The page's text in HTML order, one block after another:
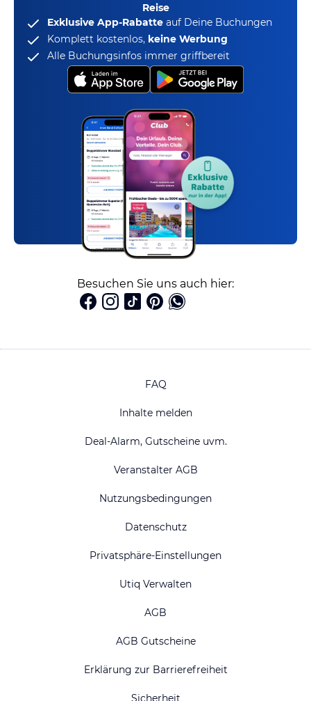
Reise
Exklusive App-Rabatte auf Deine Buchungen
Komplett kostenlos, keine Werbung
Alle Buchungsinfos immer griffbereit
Besuchen Sie uns auch hier:
FAQ
Inhalte melden
Deal-Alarm, Gutscheine uvm.
Veranstalter AGB
Nutzungsbedingungen
Datenschutz
Privatsphäre-Einstellungen
Utiq Verwalten
AGB
AGB Gutscheine
Erklärung zur Barrierefreiheit
Sicherheit